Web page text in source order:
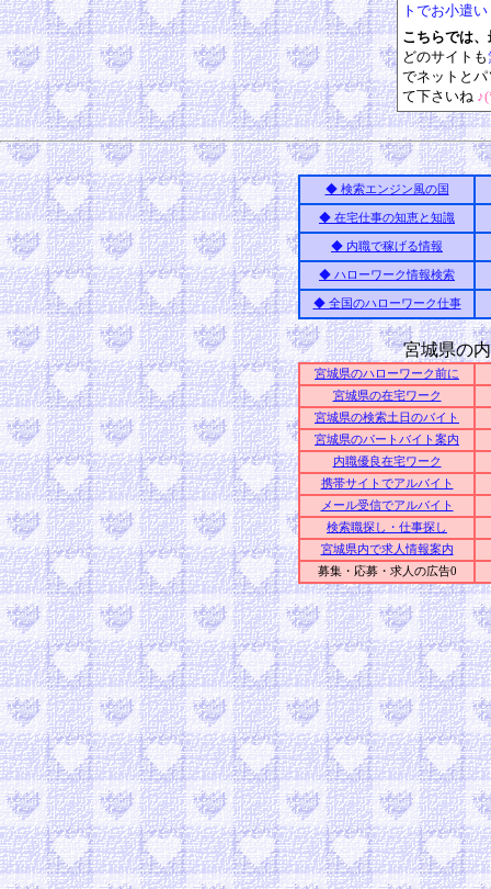
トでお小遣
こちらでは
どのサイトも
でネットと
て下さいね
◆ 検索エンジン風の国
◆ 在宅仕事の知恵と知識
◆ 内職で稼げる情報
◆ ハローワーク情報検索
◆ 全国のハローワーク仕事
宮城県の
宮城県のハローワーク前に
宮城県の在宅ワーク
宮城県の検索土日のバイト
宮城県のパートバイト案内
内職優良在宅ワーク
携帯サイトでアルバイト
メール受信でアルバイト
検索職探し・仕事探し
宮城県内で求人情報案内
募集・応募・求人の広告0